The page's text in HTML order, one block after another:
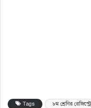
Tags ৮ম শ্রেণির